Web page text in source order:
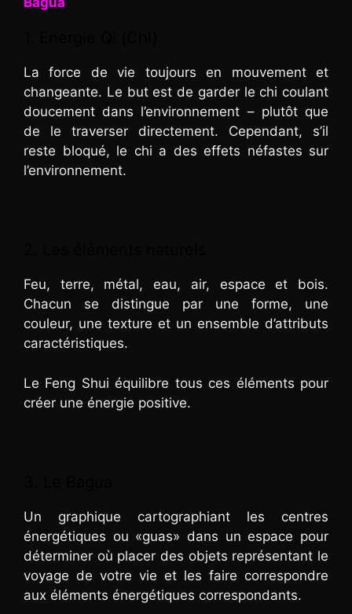
La force de vie toujours en mouvement et
changeante. Le but est de garder le chi coulant
doucement dans l’environnement – plutôt que
de le traverser directement. Cependant, s’il
reste bloqué, le chi a des effets néfastes sur
l’environnement.
Feu, terre, métal, eau, air, espace et bois.
Chacun se distingue par une forme, une
couleur, une texture et un ensemble d’attributs
caractéristiques.
Le Feng Shui équilibre tous ces éléments pour
créer une énergie positive.
Un graphique cartographiant les centres
énergétiques ou «guas» dans un espace pour
déterminer où placer des objets représentant le
voyage de votre vie et les faire correspondre
aux éléments énergétiques correspondants.